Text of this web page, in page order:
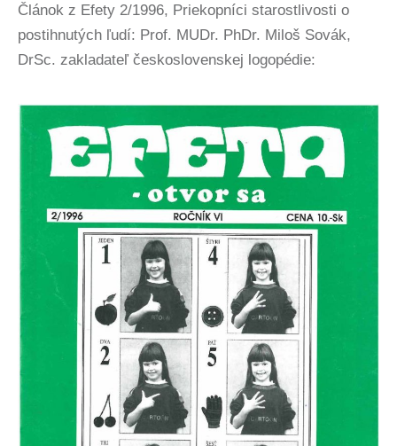
Článok z Efety 2/1996, Priekopníci starostlivosti o
postihnutých ľudí: Prof. MUDr. PhDr. Miloš Sovák,
DrSc. zakladateľ československej logopédie: